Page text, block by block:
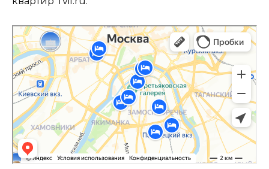
Гостиница в Москве
Москва